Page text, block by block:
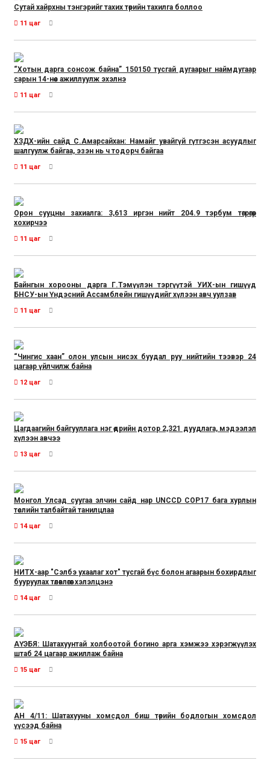
Сутай хайрхны тэнгэрийг тахих төрийн тахилга боллоо
11 цаг
“Хотын дарга сонсож байна” 150150 тусгай дугаарыг наймдугаар
сарын 14-нөөс ажиллуулж эхэлнэ
11 цаг
ХЗДХ-ийн сайд С.Амарсайхан: Намайг увайгүй гүтгэсэн асуудлыг
шалгуулж байгаа, эзэн нь ч тодорч байгаа
11 цаг
Орон сууцны захиалга: 3,613 иргэн нийт 204.9 тэрбум төгрөгөөр
хохирчээ
11 цаг
Байнгын хорооны дарга Г.Тэмүүлэн тэргүүтэй УИХ-ын гишүүд
БНСУ-ын Үндэсний Ассамблейн гишүүдийг хүлээн авч уулзав
11 цаг
“Чингис хаан” олон улсын нисэх буудал руу нийтийн тээвэр 24
цагаар үйлчилж байна
12 цаг
Цагдаагийн байгууллага нэг өдрийн дотор 2,321 дуудлага, мэдээлэл
хүлээн авчээ
13 цаг
Монгол Улсад суугаа элчин сайд нар UNCCD COP17 бага хурлын
төслийн талбайтай танилцлаа
14 цаг
НИТХ-аар "Сэлбэ ухаалаг хот" тусгай бүс болон агаарын бохирдлыг
бууруулах төлөвлөгөөг хэлэлцэнэ
14 цаг
АҮЭБЯ: Шатахуунтай холбоотой богино арга хэмжээ хэрэгжүүлэх
штаб 24 цагаар ажиллаж байна
15 цаг
АН 4/11: Шатахууны хомсдол биш төрийн бодлогын хомсдол
үүсээд байна
15 цаг